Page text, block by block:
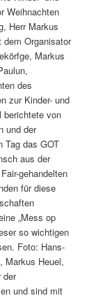
Weihnachten
Herr Markus
dem Organisator
Markus
des
zur Kinder- und
berichtete von
und der
Tag das GOT
aus der
gehandelten
für diese
„Mess op
so wichtigen
Foto: Hans-
Markus Heuel,
der
und sind mit